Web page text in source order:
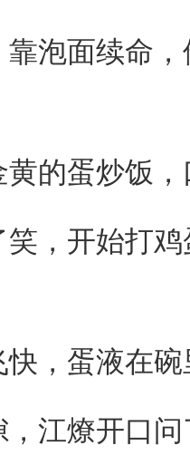
面续命，
蛋炒饭，
开始打鸡
，蛋液在碗
燎开口问